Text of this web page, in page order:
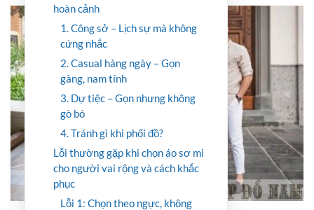
hoàn cảnh
1. Công sở – Lịch sự mà không
cứng nhắc
2. Casual hàng ngày – Gọn
gàng, nam tính
3. Dự tiệc – Gọn nhưng không
gò bó
4. Tránh gì khi phối đồ?
Lỗi thường gặp khi chọn áo sơ mi
cho người vai rộng và cách khắc
phục
Lỗi 1: Chọn theo ngực, không